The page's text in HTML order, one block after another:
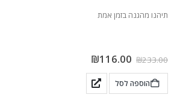
תיהנו מהגנה בזמן אמת
₪233.00
₪116.00
הוספה לסל